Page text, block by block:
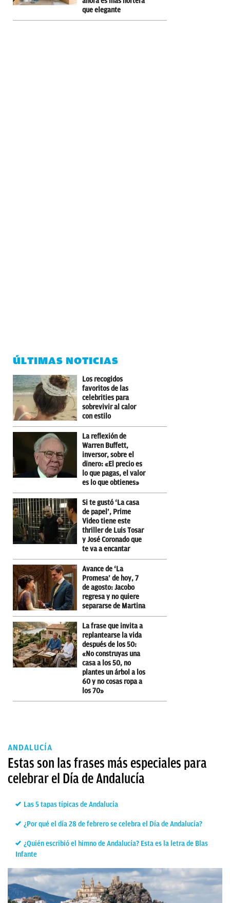
que elegante
ÚLTIMAS NOTICIAS
Los recogidos
favoritos de las
celebrities para
sobrevivir al calor
con estilo
La reflexión de
Warren Buffett,
inversor, sobre el
dinero: «El precio es
lo que pagas, el valor
es lo que obtienes»
Si te gustó ‘La casa
de papel’, Prime
Video tiene este
thriller de Luis Tosar
y José Coronado que
te va a encantar
Avance de ‘La
Promesa’ de hoy, 7
de agosto: Jacobo
regresa y no quiere
separarse de Martina
La frase que invita a
replantearse la vida
después de los 50:
«No construyas una
casa a los 50, no
plantes un árbol a los
60 y no cosas ropa a
los 70»
ANDALUCÍA
Estas son las frases más especiales para
celebrar el Día de Andalucía
Las 5 tapas típicas de Andalucía
¿Por qué el día 28 de febrero se celebra el Día de Andalucía?
¿Quién escribió el himno de Andalucía? Esta es la letra de Blas
Infante